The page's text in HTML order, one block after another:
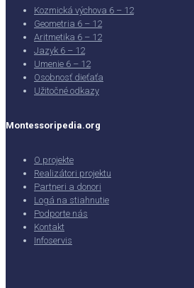
Kozmická výchova 6 – 12
Geometria 6 – 12
Aritmetika 6 – 12
Jazyk 6 – 12
Umenie 6 – 12
Osobnosť dieťaťa
Užitočné odkazy
Montessoripedia.org
O projekte
Realizátori projektu
Partneri a donori
Logá na stiahnutie
Podporte nás
Kontakt
Infoservis